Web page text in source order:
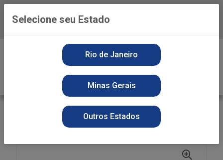
Baixe já o APP da Playvender
PERFUMARIA
DESODORANTE
DES AERO FRANCIS 150ML CLASSICO LILAS
Selecione seu Estado
Rio de Janeiro
Minas Gerais
Outros Estados